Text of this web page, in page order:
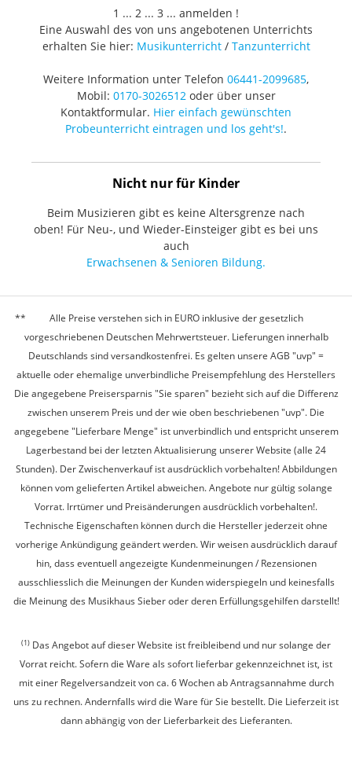
1 ... 2 ... 3 ... anmelden !
Eine Auswahl des von uns angebotenen Unterrichts
erhalten Sie hier: Musikunterricht/ Tanzunterricht
Weitere Information unter Telefon 06441-2099685,
Mobil: 0170-3026512oder über unser
Kontaktformular. Hier einfach gewünschten
Probeunterricht eintragen und los geht's!.
Nicht nur für Kinder
Beim Musizieren gibt es keine Altersgrenze nach
oben! Für Neu-, und Wieder-Einsteiger gibt es bei uns
auch
Erwachsenen & Senioren Bildung.
Alle Preise verstehen sich in EURO inklusive der gesetzlich
vorgeschriebenen Deutschen Mehrwertsteuer. Lieferungen innerhalb
Deutschlands sind versandkostenfrei. Es gelten unsere AGB "uvp" =
aktuelle oder ehemalige unverbindliche Preisempfehlung des Herstellers
Die angegebene Preisersparnis "Sie sparen" bezieht sich auf die Differenz
zwischen unserem Preis und der wie oben beschriebenen "uvp". Die
angegebene "Lieferbare Menge" ist unverbindlich und entspricht unserem
Lagerbestand bei der letzten Aktualisierung unserer Website (alle 24
Stunden). Der Zwischenverkauf ist ausdrücklich vorbehalten! Abbildungen
können vom gelieferten Artikel abweichen. Angebote nur gültig solange
Vorrat. Irrtümer und Preisänderungen ausdrücklich vorbehalten!.
Technische Eigenschaften können durch die Hersteller jederzeit ohne
vorherige Ankündigung geändert werden. Wir weisen ausdrücklich darauf
hin, dass eventuell angezeigte Kundenmeinungen / Rezensionen
ausschliesslich die Meinungen der Kunden widerspiegeln und keinesfalls
die Meinung des Musikhaus Sieber oder deren Erfüllungsgehilfen darstellt!
(1) Das Angebot auf dieser Website ist freibleibend und nur solange der
Vorrat reicht. Sofern die Ware als sofort lieferbar gekennzeichnet ist, ist
mit einer Regelversandzeit von ca. 6 Wochen ab Antragsannahme durch
uns zu rechnen. Andernfalls wird die Ware für Sie bestellt. Die Lieferzeit ist
dann abhängig von der Lieferbarkeit des Lieferanten.